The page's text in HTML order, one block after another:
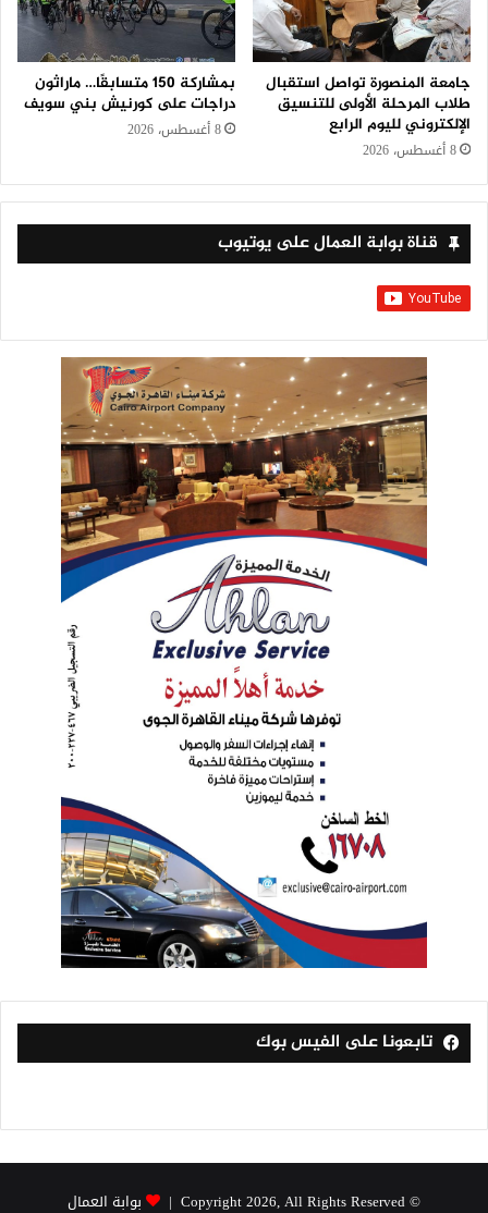
جامعة المنصورة تواصل استقبال
طلاب المرحلة الأولى للتنسيق
الإلكتروني لليوم الرابع
8 أغسطس، 2026
بمشاركة 150 متسابقًا… ماراثون
دراجات على كورنيش بني سويف
8 أغسطس، 2026
قناة بوابة العمال على يوتيوب
تابعونا على الفيس بوك
© Copyright 2026, All Rights Reserved | بوابة العمال